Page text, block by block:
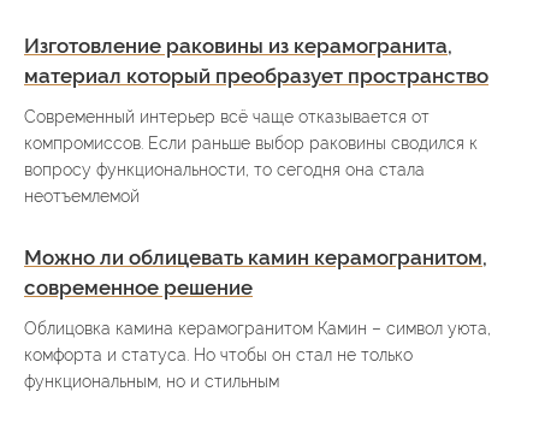
Изготовление раковины из керамогранита,
материал который преобразует пространство
Современный интерьер всё чаще отказывается от
компромиссов. Если раньше выбор раковины сводился к
вопросу функциональности, то сегодня она стала
неотъемлемой
Можно ли облицевать камин керамогранитом,
современное решение
Облицовка камина керамогранитом Камин – символ уюта,
комфорта и статуса. Но чтобы он стал не только
функциональным, но и стильным